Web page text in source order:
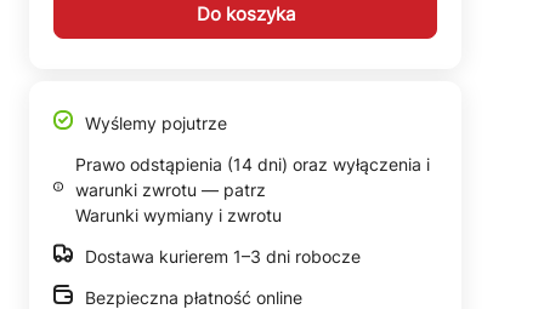
Do koszyka
Wyślemy pojutrze
Prawo odstąpienia (14 dni) oraz wyłączenia i
warunki zwrotu — patrz
Warunki wymiany i zwrotu
Dostawa kurierem 1–3 dni robocze
Bezpieczna płatność online